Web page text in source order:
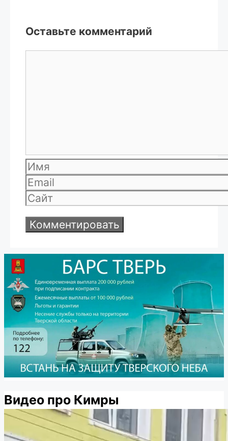
Оставьте комментарий
Имя
Email
Сайт
Видео про Кимры